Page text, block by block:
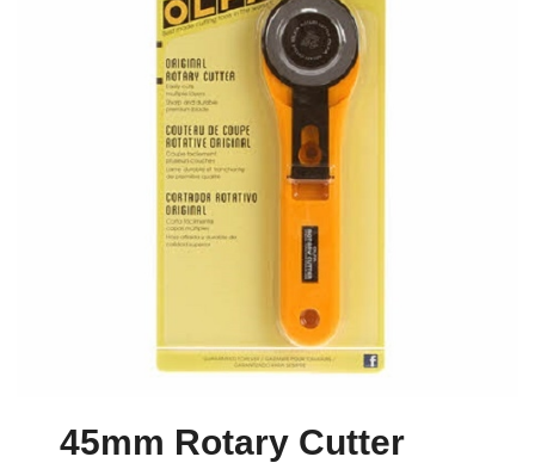
45mm Rotary Cutter